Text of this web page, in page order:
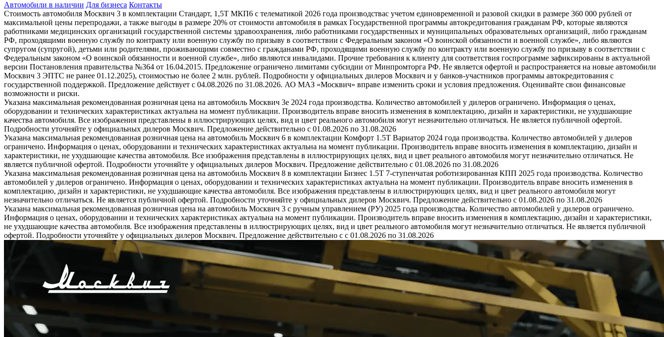
Автомобили в наличии Для бизнеса Контакты
Стоимость автомобиля Москвич 3 в комплектации Стандарт, 1,5Т МКП6 с телематикой 2026 года производствас учетом единовременной и разовой скидки в размере 360 000 рублей от
максимальной цены перепродажи, а также выгоды в размере 20% от стоимости автомобиля в рамках Государственной программы автокредитования гражданам РФ, которые являются
работниками медицинских организаций государственной системы здравоохранения, либо работниками государственных и муниципальных образовательных организаций, либо гражданам
РФ, проходящими военную службу по контракту или военную службу по призыву в соответствии с Федеральным законом «О воинской обязанности и военной службе», либо являются
супругом (супругой), детьми или родителями, проживающими совместно с гражданами РФ, проходящими военную службу по контракту или военную службу по призыву в соответствии с
Федеральным законом «О воинской обязанности и военной службе», либо являются инвалидами. Прочие требования к клиенту для соответствия госпрограмме зафиксированы в актуальной
версии Постановления правительства №364 от 16.04.2015. Предложение ограничено лимитами субсидии от Минпромторга РФ. Не является офертой и распространяется на новые автомобили
Москвич 3 ЭПТС не ранее 01.12.2025), стоимостью не более 2 млн. рублей. Подробности у официальных дилеров Москвич и у банков-участников программы автокредитования с
государственной поддержкой. Предложение действует с 04.08.2026 по 31.08.2026. АО МАЗ «Москвич» вправе изменить сроки и условия предложения. Оценивайте свои финансовые
возможности и риски.
Указана максимальная рекомендованная розничная цена на автомобиль Москвич 3e 2024 года производства. Количество автомобилей у дилеров ограничено. Информация о ценах,
оборудовании и технических характеристиках актуальна на момент публикации. Производитель вправе вносить изменения в комплектацию, дизайн и характеристики, не ухудшающие
качества автомобиля. Все изображения представлены в иллюстрирующих целях, вид и цвет реального автомобиля могут незначительно отличаться. Не является публичной офертой.
Подробности уточняйте у официальных дилеров Москвич. Предложение действительно с 01.08.2026 по 31.08.2026
Указана максимальная рекомендованная розничная цена на автомобиль Москвич 6 в комплектации Комфорт 1.5T Вариатор 2024 года производства. Количество автомобилей у дилеров
ограничено. Информация о ценах, оборудовании и технических характеристиках актуальна на момент публикации. Производитель вправе вносить изменения в комплектацию, дизайн и
характеристики, не ухудшающие качества автомобиля. Все изображения представлены в иллюстрирующих целях, вид и цвет реального автомобиля могут незначительно отличаться. Не
является публичной офертой. Подробности уточняйте у официальных дилеров Москвич. Предложение действительно с 01.08.2026 по 31.08.2026
Указана максимальная рекомендованная розничная цена на автомобиль Москвич 8 в комплектации Бизнес 1.5T 7-ступенчатая роботизированная КПП 2025 года производства. Количество
автомобилей у дилеров ограничено. Информация о ценах, оборудовании и технических характеристиках актуальна на момент публикации. Производитель вправе вносить изменения в
комплектацию, дизайн и характеристики, не ухудшающие качества автомобиля. Все изображения представлены в иллюстрирующих целях, вид и цвет реального автомобиля могут
незначительно отличаться. Не является публичной офертой. Подробности уточняйте у официальных дилеров Москвич. Предложение действительно с 01.08.2026 по 31.08.2026
Указана максимальная рекомендованная розничная цена на автомобиль Москвич 3 с ручным управлением (РУ) 2025 года производства. Количество автомобилей у дилеров ограничено.
Информация о ценах, оборудовании и технических характеристиках актуальна на момент публикации. Производитель вправе вносить изменения в комплектацию, дизайн и характеристики,
не ухудшающие качества автомобиля. Все изображения представлены в иллюстрирующих целях, вид и цвет реального автомобиля могут незначительно отличаться. Не является публичной
офертой. Подробности уточняйте у официальных дилеров Москвич. Предложение действительно с с 01.08.2026 по 31.08.2026